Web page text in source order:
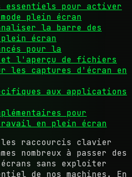
essentiels pour activer
plein écran
la barre des
plein écran
pour la
l'aperçu de fichiers
les captures d'écran en
aux applications
pour
en plein écran
les raccourcis clavier
nombreux à passer des
sans exploiter
de nos machines. En